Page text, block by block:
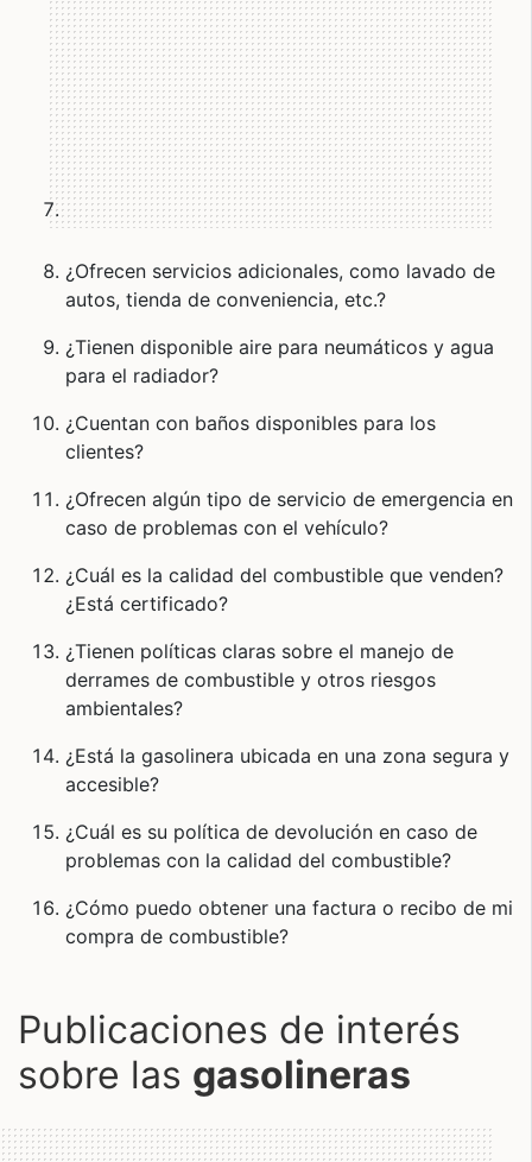
¿Ofrecen servicios adicionales, como lavado de
autos, tienda de conveniencia, etc.?
¿Tienen disponible aire para neumáticos y agua
para el radiador?
¿Cuentan con baños disponibles para los
clientes?
¿Ofrecen algún tipo de servicio de emergencia en
caso de problemas con el vehículo?
¿Cuál es la calidad del combustible que venden?
¿Está certificado?
¿Tienen políticas claras sobre el manejo de
derrames de combustible y otros riesgos
ambientales?
¿Está la gasolinera ubicada en una zona segura y
accesible?
¿Cuál es su política de devolución en caso de
problemas con la calidad del combustible?
¿Cómo puedo obtener una factura o recibo de mi
compra de combustible?
Publicaciones de interés
sobre las gasolineras